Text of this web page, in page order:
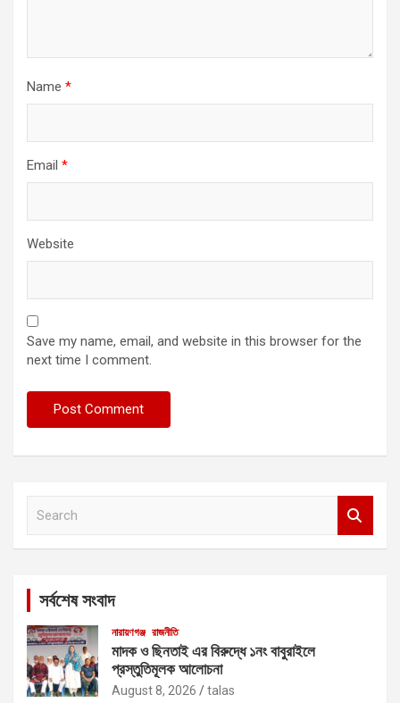
Name *
Email *
Website
Save my name, email, and website in this browser for the
next time I comment.
সর্বশেষ সংবাদ
নারায়ণগঞ্জ রাজনীতি
মাদক ও ছিনতাই এর বিরুদ্ধে ১নং বাবুরাইলে
প্রস্তুতিমূলক আলোচনা
August 8, 2026 talas